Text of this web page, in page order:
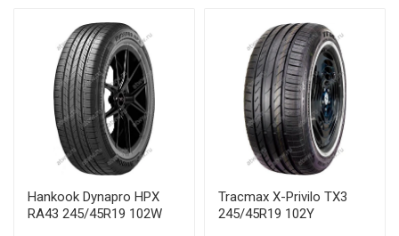
Ikon Tyres (Nokian Tyres) Autograph Ultra 2 225/40R18
92Y
Ikon Tyres (Nokian Tyres) Autograph Ultra 2 225/45R17
94Y
Ikon Tyres (Nokian Tyres) Autograph Ultra 2 225/50R17
98Y
Ikon Tyres (Nokian Tyres) Autograph Ultra 2 225/55R17
Hankook Dynapro HPX
RA43 245/45R19 102W
Tracmax X-Privilo TX3
245/45R19 102Y